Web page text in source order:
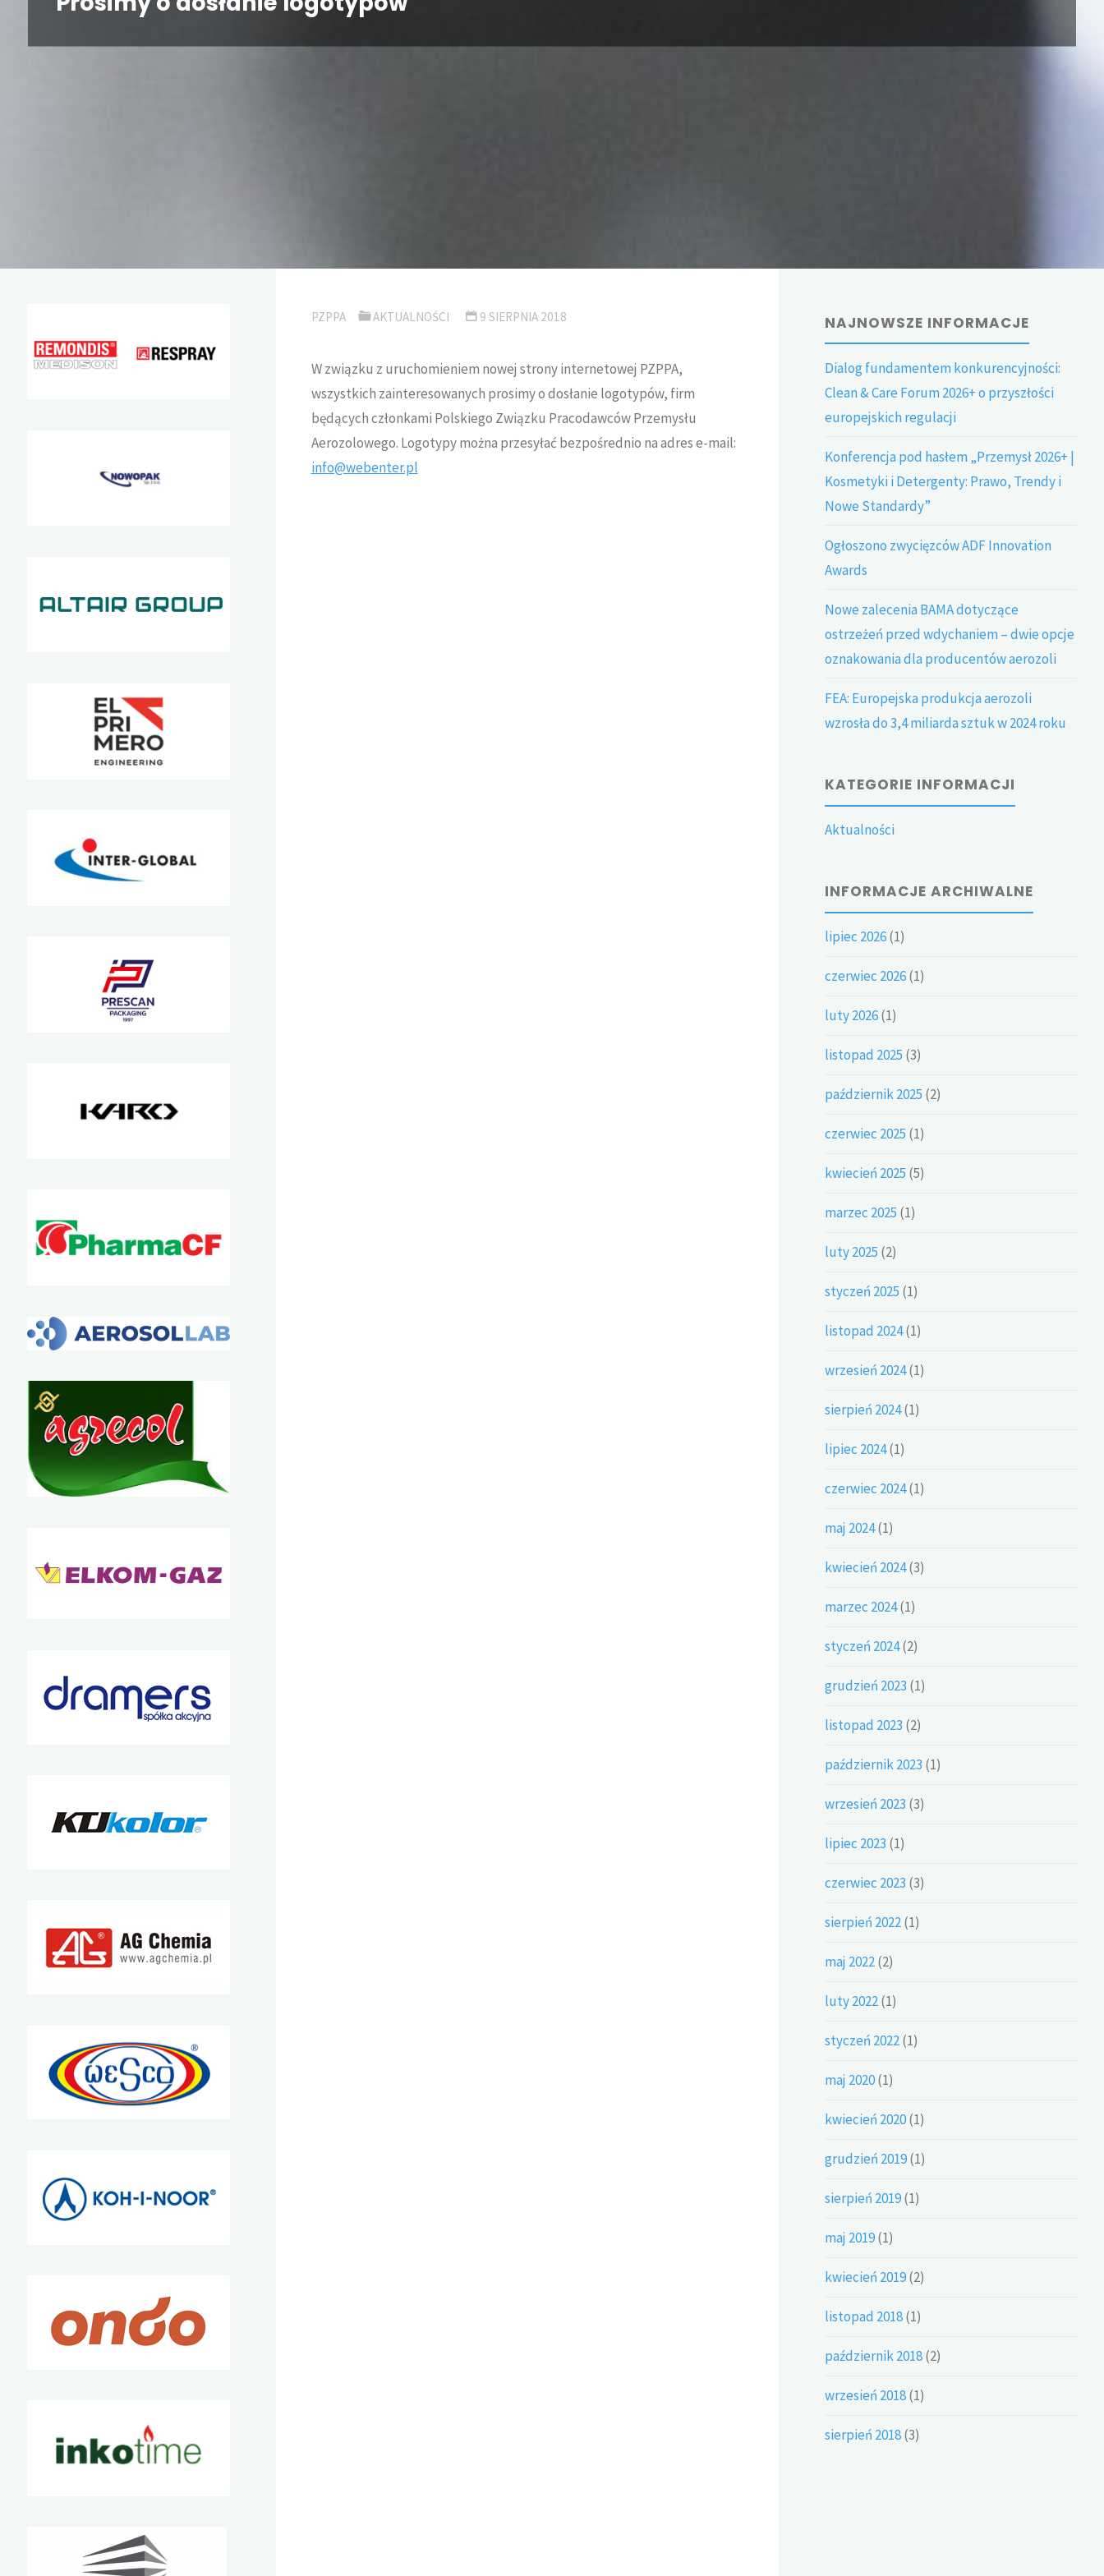
PZPPA AKTUALNOŚCI 9 SIERPNIA 2018
W związku z uruchomieniem nowej strony internetowej PZPPA,
wszystkich zainteresowanych prosimy o dosłanie logotypów, firm
będących członkami Polskiego Związku Pracodawców Przemysłu
Aerozolowego. Logotypy można przesyłać bezpośrednio na adres e-mail:
info@webenter.pl
NAJNOWSZE INFORMACJE
Dialog fundamentem konkurencyjności:
Clean & Care Forum 2026+ o przyszłości
europejskich regulacji
Konferencja pod hasłem „Przemysł 2026+ |
Kosmetyki i Detergenty: Prawo, Trendy i
Nowe Standardy”
Ogłoszono zwycięzców ADF Innovation
Awards
Nowe zalecenia BAMA dotyczące
ostrzeżeń przed wdychaniem – dwie opcje
oznakowania dla producentów aerozoli
FEA: Europejska produkcja aerozoli
wzrosła do 3,4 miliarda sztuk w 2024 roku
KATEGORIE INFORMACJI
Aktualności
INFORMACJE ARCHIWALNE
lipiec 2026(1)
czerwiec 2026(1)
luty 2026(1)
listopad 2025 (3)
październik 2025 (2)
czerwiec 2025 (1)
kwiecień 2025 (5)
marzec 2025 (1)
luty 2025 (2)
styczeń 2025 (1)
listopad 2024(1)
wrzesień 2024(1)
sierpień 2024(1)
lipiec 2024(1)
czerwiec 2024(1)
maj 2024(1)
kwiecień 2024(3)
marzec 2024(1)
styczeń 2024(2)
grudzień 2023 (1)
listopad 2023 (2)
październik 2023 (1)
wrzesień 2023 (3)
lipiec 2023 (1)
czerwiec 2023 (3)
sierpień 2022(1)
maj 2022(2)
luty 2022(1)
styczeń 2022(1)
maj 2020(1)
kwiecień 2020(1)
grudzień 2019(1)
sierpień 2019(1)
maj 2019(1)
kwiecień 2019(2)
listopad 2018(1)
październik 2018(2)
wrzesień 2018(1)
sierpień 2018(3)